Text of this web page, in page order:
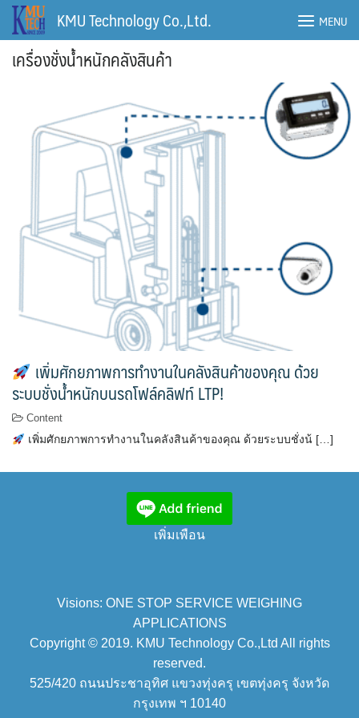
Skip
content
KMU Technology Co.,Ltd. MENU
เครื่องชั่งน้ำหนักคลังสินค้า
เพิ่มศักยภาพการทำงานในคลังสินค้าของคุณ ด้วย
ระบบชั่งน้ำหนักบนรถโฟล์คลิฟท์ LTP!
Content
เพิ่มศักยภาพการทำงานในคลังสินค้าของคุณ ด้วยระบบชั่งน้ […]
เพิ่มเพือน
Visions: ONE STOP SERVICE WEIGHING
APPLICATIONS
Copyright © 2019. KMU Technology Co.,Ltd All rights
reserved.
525/420 ถนนประชาอุทิศ แขวงทุ่งครุ เขตทุ่งครุ จังหวัด
กรุงเทพ ฯ 10140